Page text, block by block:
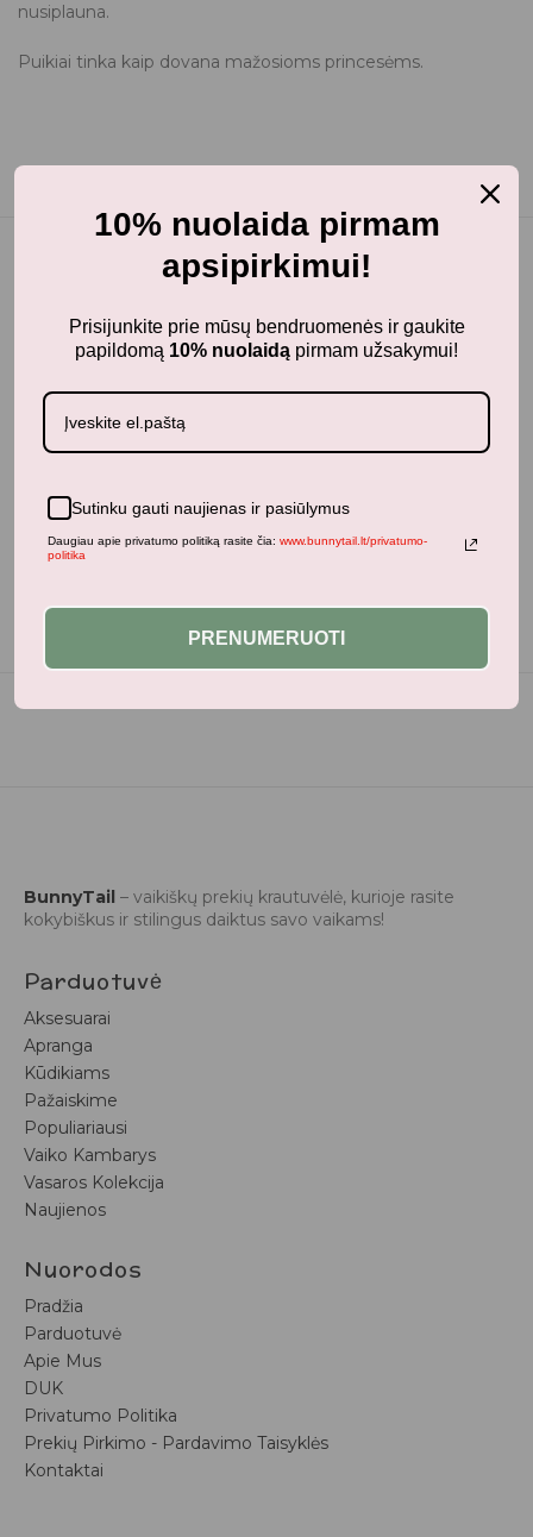
nusiplauna.
Puikiai tinka kaip dovana mažosioms princesėms.
Panašūs produktai
BunnyTail – vaikiškų prekių krautuvėlė, kurioje rasite
kokybiškus ir stilingus daiktus savo vaikams!
Parduotuvė
Aksesuarai
Apranga
Kūdikiams
Pažaiskime
Populiariausi
Vaiko Kambarys
Vasaros Kolekcija
Naujienos
Nuorodos
Pradžia
Parduotuvė
Apie Mus
DUK
Privatumo Politika
Prekių Pirkimo - Pardavimo Taisyklės
Kontaktai
10% nuolaida pirmam
apsipirkimui!
Prisijunkite prie mūsų bendruomenės ir gaukite
papildomą 10% nuolaidą pirmam užsakymui!
Sutinku gauti naujienas ir pasiūlymus
Daugiau apie privatumo politiką rasite čia: www.bunnytail.lt/privatumo-
politika
PRENUMERUOTI